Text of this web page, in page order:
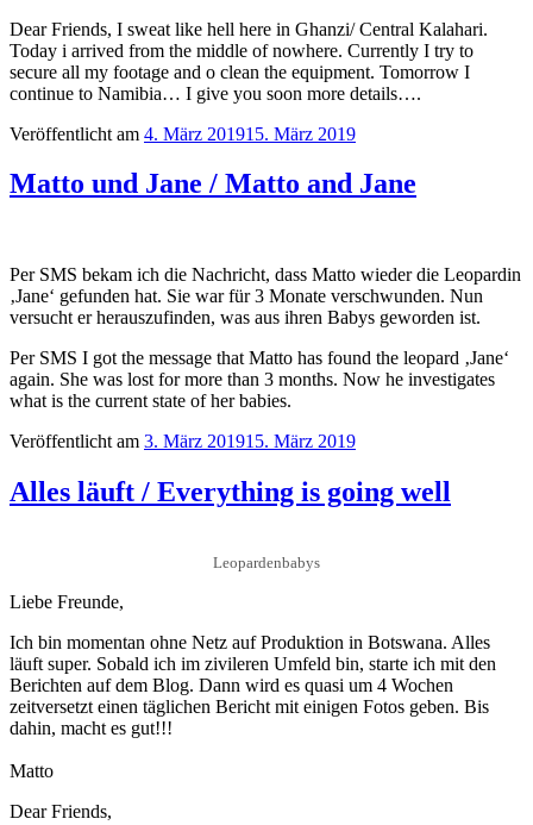
Dear Friends, I sweat like hell here in Ghanzi/ Central Kalahari.
Today i arrived from the middle of nowhere. Currently I try to
secure all my footage and o clean the equipment. Tomorrow I
continue to Namibia… I give you soon more details….
Veröffentlicht am 4. März 201915. März 2019
Matto und Jane / Matto and Jane
Per SMS bekam ich die Nachricht, dass Matto wieder die Leopardin
‚Jane‘ gefunden hat. Sie war für 3 Monate verschwunden. Nun
versucht er herauszufinden, was aus ihren Babys geworden ist.
Per SMS I got the message that Matto has found the leopard ‚Jane‘
again. She was lost for more than 3 months. Now he investigates
what is the current state of her babies.
Veröffentlicht am 3. März 201915. März 2019
Alles läuft / Everything is going well
Leopardenbabys
Liebe Freunde,
Ich bin momentan ohne Netz auf Produktion in Botswana. Alles
läuft super. Sobald ich im zivileren Umfeld bin, starte ich mit den
Berichten auf dem Blog. Dann wird es quasi um 4 Wochen
zeitversetzt einen täglichen Bericht mit einigen Fotos geben. Bis
dahin, macht es gut!!!
Matto
Dear Friends,